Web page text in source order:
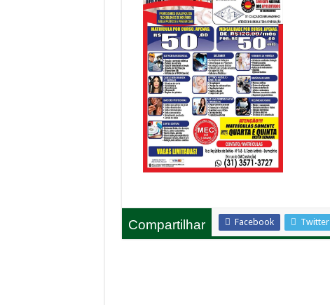
Compartilhar Facebook Twitter